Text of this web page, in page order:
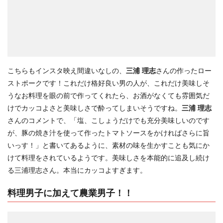
こちらもインスタ映え間違いなしの、 三浦 理志さんの作ったロー
ストポークです！これだけ格好良い男の人が、これだけ美味しそ
うなお料理を眼の前で作ってくれたら、お酒がなくても雰囲気だ
けでカッコよさと美味しさで酔ってしまいそうですね。 三浦 理志
さんのコメントで、「塩、こしょうだけでも充分美味しいのです
が、豚の焼き汁を使って作ったトマトソースをかければさらに旨
いっす！」と書いてあるように、素材の味を生かすことも気にか
けて料理をされているようです。美味しさを本能的に追及し続け
る三浦理志さん。本当にカッコよすぎます。
料理男子に加えて農業男子！！